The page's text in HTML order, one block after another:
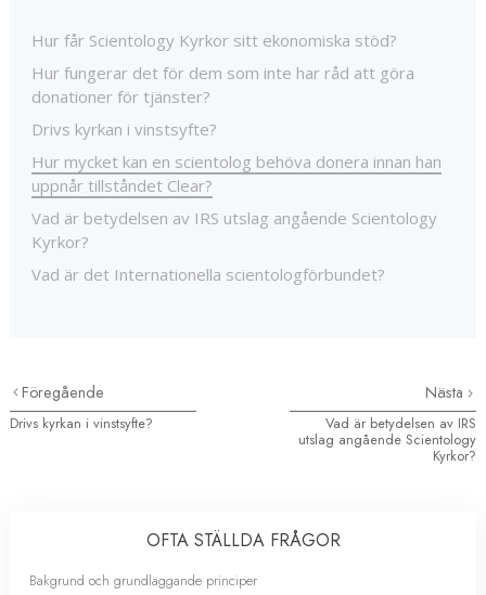
Hur får Scientology Kyrkor sitt ekonomiska stöd?
Hur fungerar det för dem som inte har råd att göra
donationer för tjänster?
Drivs kyrkan i vinstsyfte?
Hur mycket kan en scientolog behöva donera innan han
uppnår tillståndet Clear?
Vad är betydelsen av IRS utslag angående Scientology
Kyrkor?
Vad är det Internationella scientologförbundet?
Föregående
Drivs kyrkan i vinstsyfte?
Nästa
Vad är betydelsen av IRS
utslag angående Scientology
Kyrkor?
OFTA STÄLLDA FRÅGOR
Bakgrund och grundläggande principer